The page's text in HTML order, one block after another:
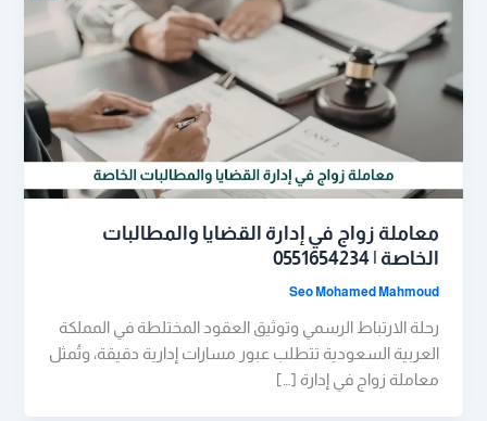
معاملة زواج في إدارة القضايا والمطالبات
الخاصة | 0551654234
Seo Mohamed Mahmoud
رحلة الارتباط الرسمي وتوثيق العقود المختلطة في المملكة
العربية السعودية تتطلب عبور مسارات إدارية دقيقة، وتُمثل
معاملة زواج في إدارة […]